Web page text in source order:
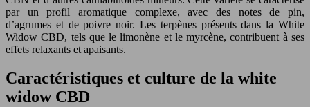
par un profil aromatique complexe, avec des notes de pin,
d’agrumes et de poivre noir. Les terpènes présents dans la White
Widow CBD, tels que le limonène et le myrcène, contribuent à ses
effets relaxants et apaisants.
Caractéristiques et culture de la white
widow CBD